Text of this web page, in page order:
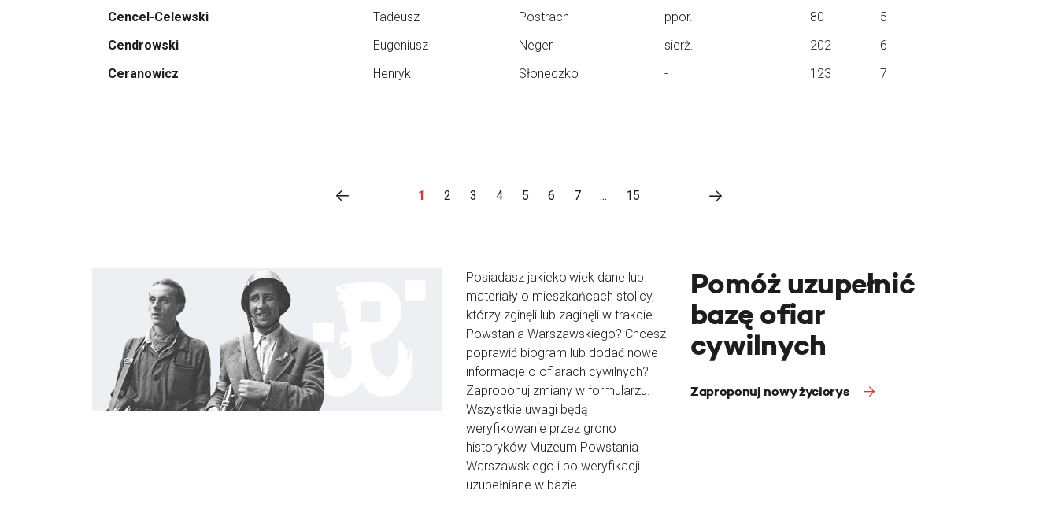
Cencel-Celewski
Tadeusz Postrach ppor. 80
5
Cendrowski
Eugeniusz Neger sierż. 202
6
Ceranowicz
Henryk Słoneczko - 123 7
1 2 3 4 5 6 7 ... 15
Posiadasz jakiekolwiek dane lub
materiały o mieszkańcach stolicy,
którzy zginęli lub zaginęli w trakcie
Powstania Warszawskiego? Chcesz
poprawić biogram lub dodać nowe
informacje o ofiarach cywilnych?
Zaproponuj zmiany w formularzu.
Wszystkie uwagi będą
weryfikowanie przez grono
historyków Muzeum Powstania
Warszawskiego i po weryfikacji
uzupełniane w bazie
Pomóż uzupełnić
bazę ofiar
cywilnych
Zaproponuj nowy życiorys